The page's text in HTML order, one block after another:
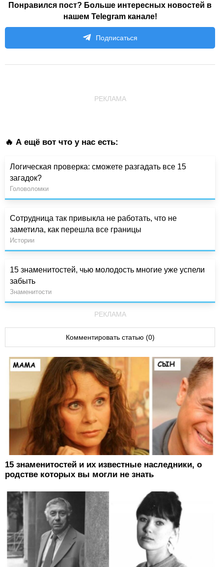
Понравился пост? Больше интересных новостей в
нашем Telegram канале!
Подписаться
РЕКЛАМА
🔥 А ещё вот что у нас есть:
Логическая проверка: сможете разгадать все 15
загадок?
Головоломки
Сотрудница так привыкла не работать, что не
заметила, как перешла все границы
Истории
15 знаменитостей, чью молодость многие уже успели
забыть
Знаменитости
РЕКЛАМА
Комментировать статью (0)
15 знаменитостей и их известные наследники, о
родстве которых вы могли не знать